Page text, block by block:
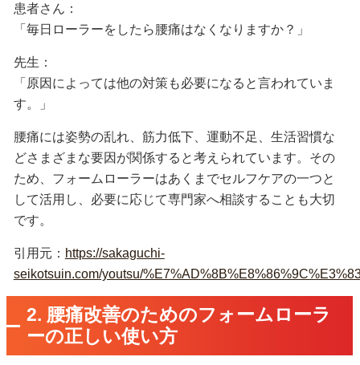
患者さん：
「毎日ローラーをしたら腰痛はなくなりますか？」
先生：
「原因によっては他の対策も必要になると言われていま
す。」
腰痛には姿勢の乱れ、筋力低下、運動不足、生活習慣な
どさまざまな要因が関係すると考えられています。その
ため、フォームローラーはあくまでセルフケアの一つと
して活用し、必要に応じて専門家へ相談することも大切
です。
引用元： https://sakaguchi-
seikotsuin.com/youtsu/
2. 腰痛改善のためのフォームローラ
ーの正しい使い方